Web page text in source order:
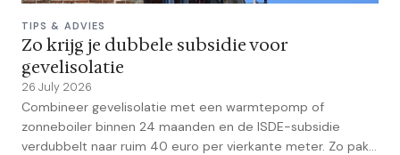
TIPS & ADVIES
Zo krijg je dubbele subsidie voor
gevelisolatie
26 July 2026
Combineer gevelisolatie met een warmtepomp of
zonneboiler binnen 24 maanden en de ISDE-subsidie
verdubbelt naar ruim 40 euro per vierkante meter. Zo pak